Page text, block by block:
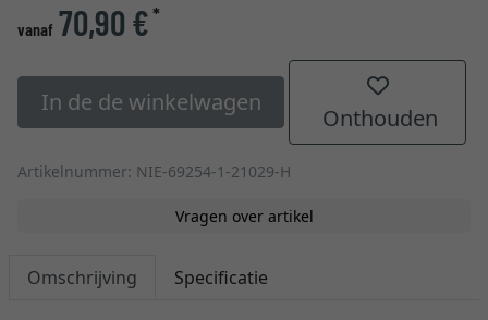
vanaf 70,90 €*
In de de winkelwagen
Onthouden
Artikelnummer: NIE-69254-1-21029-H
Vragen over artikel
Omschrijving Specificatie